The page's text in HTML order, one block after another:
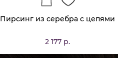
Пирсинг из серебра с цепями
2 177 р.